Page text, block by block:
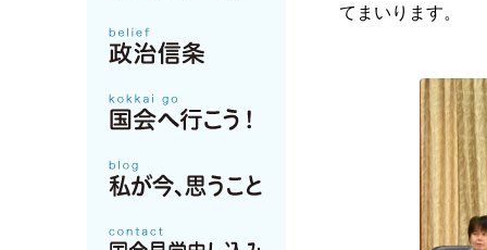
てまいります。